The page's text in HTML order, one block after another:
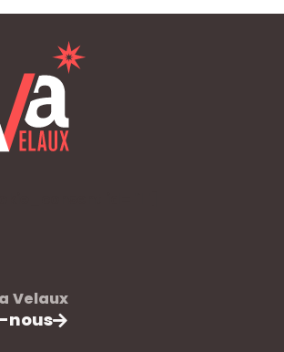
Velaux
nous